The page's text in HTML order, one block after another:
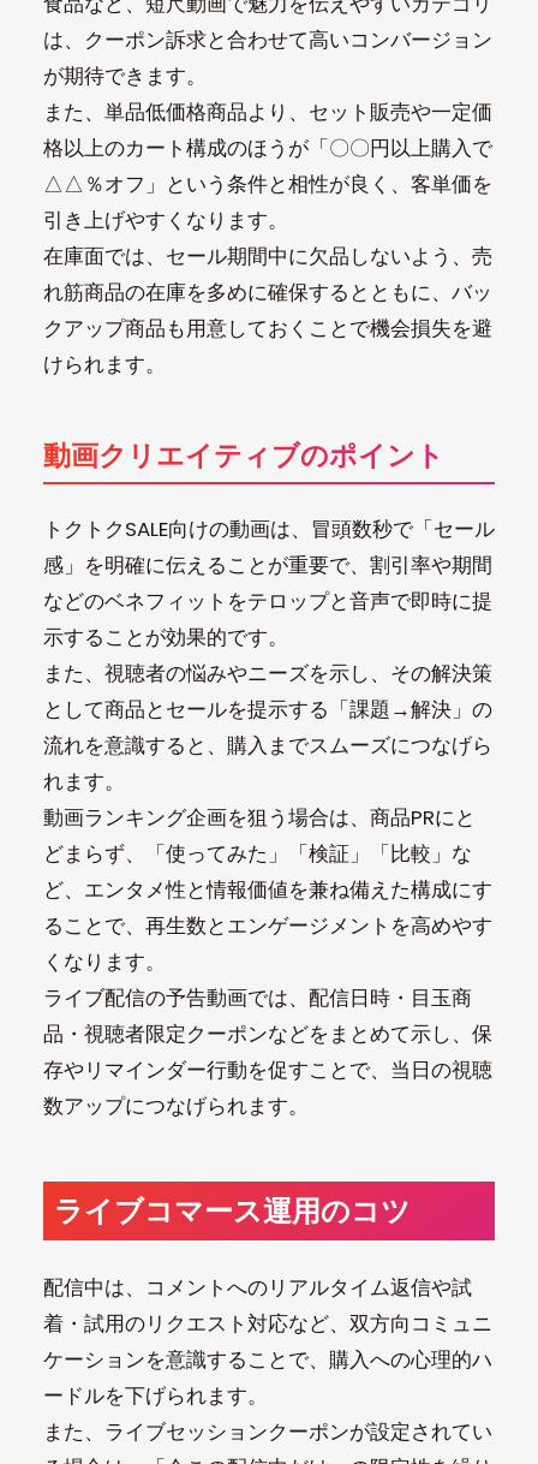
は、クーポン訴求と合わせて高いコンバージョン
が期待できます。​
また、単品低価格商品より、セット販売や一定価
格以上のカート構成のほうが「〇〇円以上購入で
△△％オフ」という条件と相性が良く、客単価を
引き上げやすくなります。
在庫面では、セール期間中に欠品しないよう、売
れ筋商品の在庫を多めに確保するとともに、バッ
クアップ商品も用意しておくことで機会損失を避
けられます。
動画クリエイティブのポイント
トクトクSALE向けの動画は、冒頭数秒で「セール
感」を明確に伝えることが重要で、割引率や期間
などのベネフィットをテロップと音声で即時に提
示することが効果的です。
また、視聴者の悩みやニーズを示し、その解決策
として商品とセールを提示する「課題→解決」の
流れを意識すると、購入までスムーズにつなげら
れます。
動画ランキング企画を狙う場合は、商品PRにと
どまらず、「使ってみた」「検証」「比較」な
ど、エンタメ性と情報価値を兼ね備えた構成にす
ることで、再生数とエンゲージメントを高めやす
くなります。
ライブ配信の予告動画では、配信日時・目玉商
品・視聴者限定クーポンなどをまとめて示し、保
存やリマインダー行動を促すことで、当日の視聴
数アップにつなげられます。
ライブコマース運用のコツ
配信中は、コメントへのリアルタイム返信や試
着・試用のリクエスト対応など、双方向コミュニ
ケーションを意識することで、購入への心理的ハ
ードルを下げられます。
また、ライブセッションクーポンが設定されてい